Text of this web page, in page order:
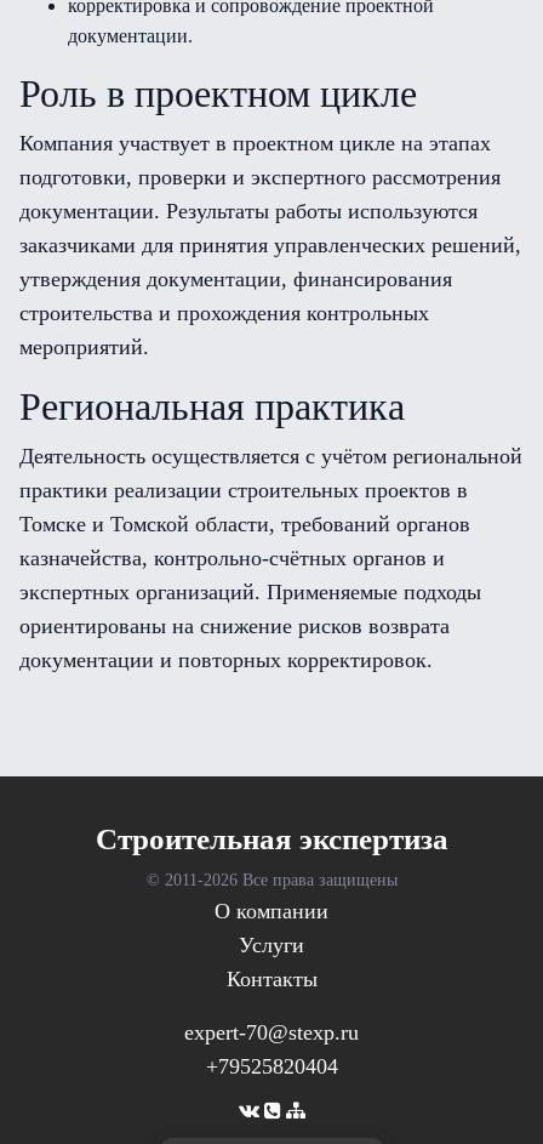
корректировка и сопровождение проектной
документации.
Роль в проектном цикле
Компания участвует в проектном цикле на этапах
подготовки, проверки и экспертного рассмотрения
документации. Результаты работы используются
заказчиками для принятия управленческих решений,
утверждения документации, финансирования
строительства и прохождения контрольных
мероприятий.
Региональная практика
Деятельность осуществляется с учётом региональной
практики реализации строительных проектов в
Томске и Томской области, требований органов
казначейства, контрольно-счётных органов и
экспертных организаций. Применяемые подходы
ориентированы на снижение рисков возврата
документации и повторных корректировок.
Cтроительная экспертиза
© 2011-2026 Все права защищены
О компании
Услуги
Контакты
expert-70@stexp.ru
+79525820404